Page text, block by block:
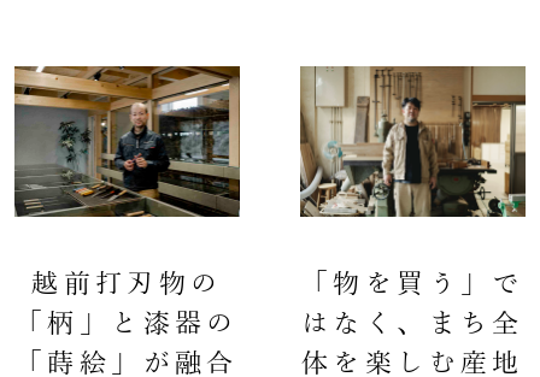
越前打刃物の
「柄」と漆器の
「蒔絵」が融合
「物を買う」で
はなく、まち全
体を楽しむ産地